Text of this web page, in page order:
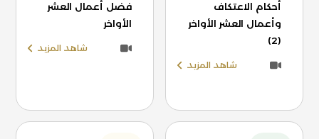
أحكام الاعتكاف
وأعمال العشر الأواخر
(2)
شاهد المزيد
فضل أعمال العشر
الأواخر
شاهد المزيد